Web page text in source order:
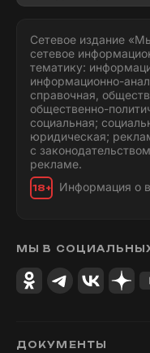
Сетевое издание
сетевое
тематику:
информационно-
справочная,
общественно-
социальная;
юридическая;
с
рекламе.
18+ Информация о
МЫ В
ДОКУМЕНТЫ